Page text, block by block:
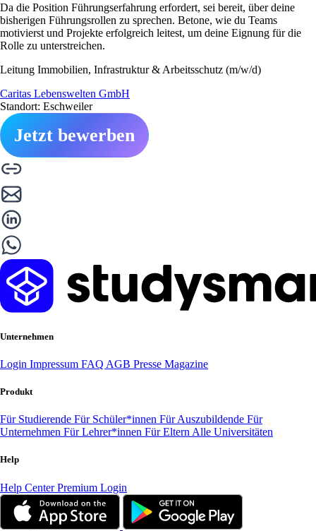
Da die Position Führungserfahrung erfordert, sei bereit, über deine
bisherigen Führungsrollen zu sprechen. Betone, wie du Teams
motivierst und Projekte erfolgreich leitest, um deine Eignung für die
Rolle zu unterstreichen.
Leitung Immobilien, Infrastruktur & Arbeitsschutz (m/w/d)
Caritas Lebenswelten GmbH
Standort: Eschweiler
Jetzt bewerben
Unternehmen
Login Impressum FAQ AGB Presse Magazine
Produkt
Für Studierende Für Schüler*innen Für Auszubildende Für
Unternehmen Für Lehrer*innen Für Eltern Alle Universitäten
Help
Help CenterPremium Login